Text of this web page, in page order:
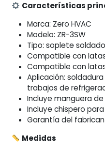
Características
Marca: Zero HVAC
Modelo: ZR-3SW
Tipo: soplete
Compatible con
Compatible con
Aplicación:
trabajos de
Incluye manguera de
Incluye chispero
Garantía del
Medidas